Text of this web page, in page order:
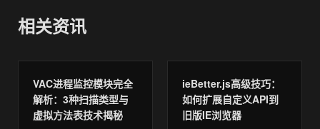
相关资讯
VAC进程监控模块完全
解析：3种扫描类型与
虚拟方法表技术揭秘
ieBetter.js高级技巧：
如何扩展自定义API到
旧版IE浏览器